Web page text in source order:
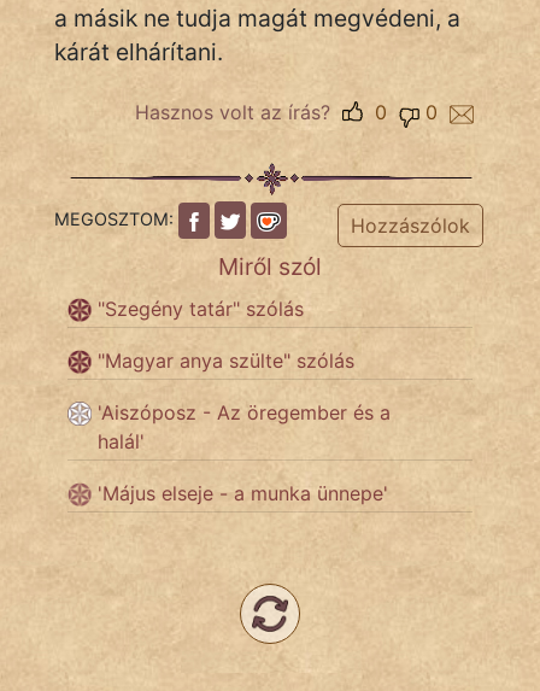
IRODALOM
PSZICHO
FILM
ÉLETMÓD
MAGYARSÁG
És
TÖRTÉNELEM
a másik ne tudja magát megvédeni, a
kárát elhárítani.
Hasznos volt az írás? 0
0
MEGOSZTOM: Hozzászólok
Miről szól
"Szegény tatár" szólás
"Magyar anya szülte" szólás
'Aiszóposz - Az öregember és a
halál'
'Május elseje - a munka ünnepe'